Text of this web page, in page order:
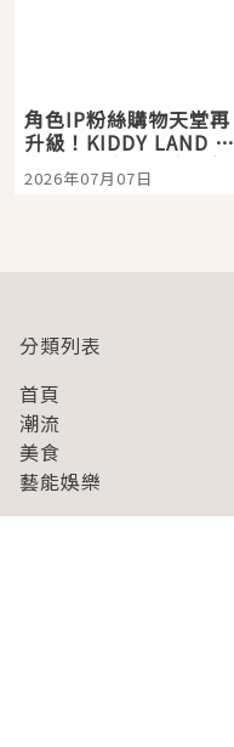
角色IP粉絲購物天堂再
升級！KIDDY LAND 原
宿店吉伊卡哇迎客，新
開幕 OMOKADO 店3分
2026年07月07日
分類列表
首頁
潮流
美食
藝能娛樂